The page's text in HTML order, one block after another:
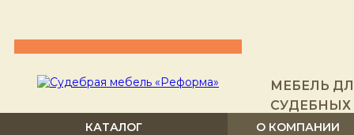
МЕБЕЛЬ
КАТАЛОГ О КОМПАНИИ